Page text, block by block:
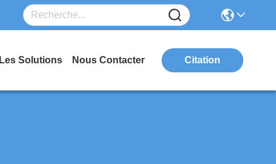
Les Solutions Nous Contacter Citation